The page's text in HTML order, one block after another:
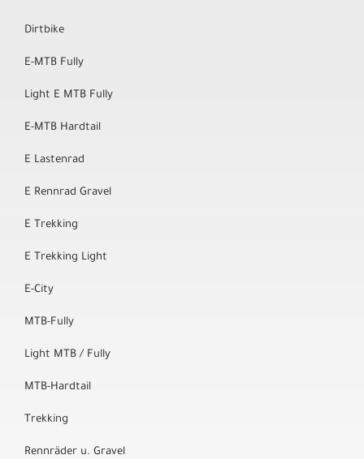
Dirtbike
E-MTB Fully
Light E MTB Fully
E-MTB Hardtail
E Lastenrad
E Rennrad Gravel
E Trekking
E Trekking Light
E-City
MTB-Fully
Light MTB / Fully
MTB-Hardtail
Trekking
Rennräder u. Gravel